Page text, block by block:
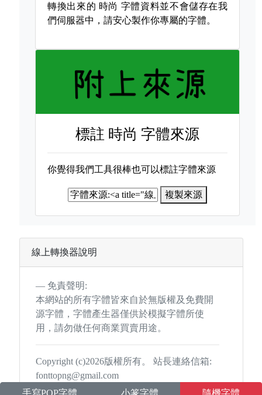
轉換出來的 時尚 字體資料並不會儲存在我
們伺服器中，請安心製作你專屬的字體。
標註 時尚 字體來源
你覺得我們工具很棒也可以標註字體來源
複製來源
線上轉換器說明
免責聲明:
本網站的所有字體皆來自於無版權及免費開
源字體，字體產生器僅供於模擬字體所使
用，請勿做任何商業買賣用途。
Copyright (c)2026版權所有。 站長連絡信箱:
fonttopng@gmail.com
手寫POP字體
小篆字體 隨機字體